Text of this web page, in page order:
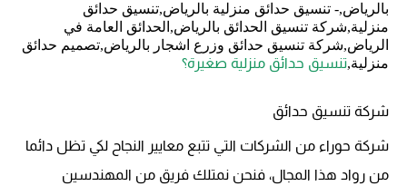
بالرياض,- تنسيق حدائق منزلية بالرياض,تنسيق حدائق
منزلية,شركة تنسيق الحدائق بالرياض,الحدائق العامة في
الرياض,شركة تنسيق حدائق وزرع اشجار بالرياض,تصميم حدائق
منزلية,تنسيق حدائق منزلية صغيرة؟
شركة تنسيق حدائق
شركة حوراء من الشركات التي تتبع معايير النجاح لكي تظل دائما
من رواد هذا المجال، فنحن نمتلك فريق من المهندسين